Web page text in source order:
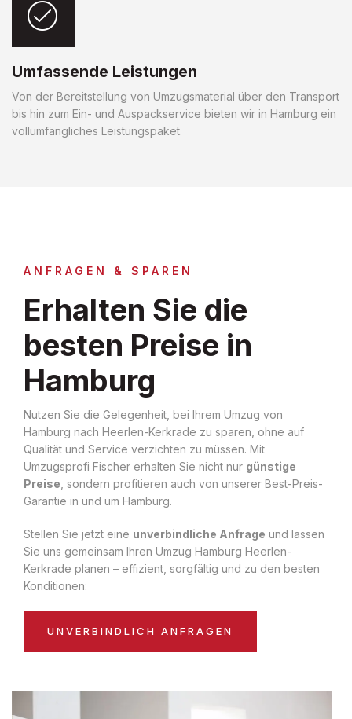
Umfassende Leistungen
Von der Bereitstellung von Umzugsmaterial über den Transport
bis hin zum Ein- und Auspackservice bieten wir in Hamburg ein
vollumfängliches Leistungspaket.
ANFRAGEN & SPAREN
Erhalten Sie die
besten Preise in
Hamburg
Nutzen Sie die Gelegenheit, bei Ihrem Umzug von
Hamburg nach Heerlen-Kerkrade zu sparen, ohne auf
Qualität und Service verzichten zu müssen. Mit
Umzugsprofi Fischer erhalten Sie nicht nur günstige
Preise , sondern profitieren auch von unserer Best-Preis-
Garantie in und um Hamburg.
Stellen Sie jetzt eine unverbindliche Anfrage und lassen
Sie uns gemeinsam Ihren Umzug Hamburg Heerlen-
Kerkrade planen – effizient, sorgfältig und zu den besten
Konditionen:
UNVERBINDLICH ANFRAGEN